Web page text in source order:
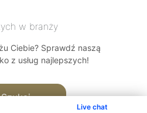
Live chat
w branży
Ciebie? Sprawdź naszą
z usług najlepszych!
Szukaj